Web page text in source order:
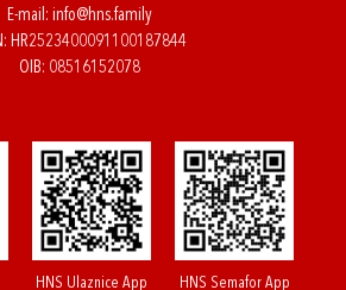
E-mail: info@hns.family
HR2523400091100187844
OIB: 08516152078
HNS Ulaznice App HNS Semafor App